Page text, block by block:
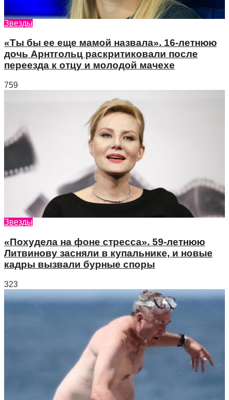
Звезды
«Ты бы ее еще мамой назвала». 16-летнюю
дочь Арнтгольц раскритиковали после
переезда к отцу и молодой мачехе
759
Звезды
«Похудела на фоне стресса». 59-летнюю
Литвинову засняли в купальнике, и новые
кадры вызвали бурные споры
323